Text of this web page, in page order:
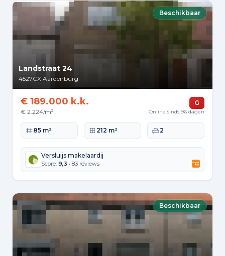
Beschikbaar
Landstraat 24
4527CX Aardenburg
€ 189.000 k.k.
€ 2.224/m²
G
Online sinds 96 dagen
Woonoppervlakte
85 m² Perceeloppervlakte
212 m² Slaapkamers
2
Versluijs makelaardij
Score: 9,3 • 83 reviews
Beschikbaar